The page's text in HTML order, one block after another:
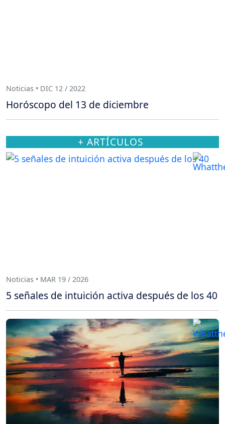
Noticias • DIC 12 / 2022
Horóscopo del 13 de diciembre
+ ARTÍCULOS
Noticias • MAR 19 / 2026
5 señales de intuición activa después de los 40